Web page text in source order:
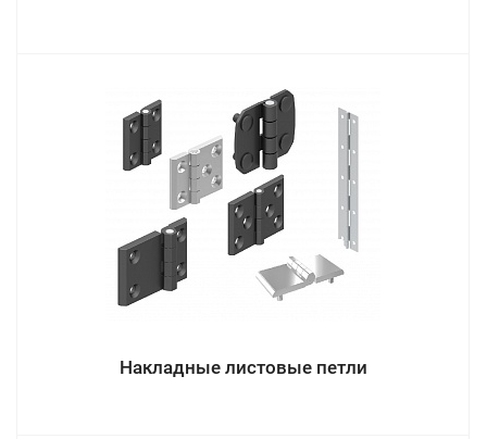
Накладные листовые петли